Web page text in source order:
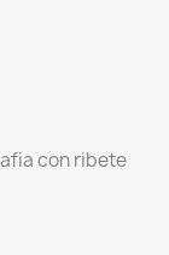
con ribete